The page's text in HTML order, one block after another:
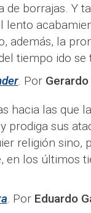
de borrajas. Y
lento
además, la
tiempo ido
. Por
hacia las que
prodiga sus
religión sino,
en los últimos
. Por Eduardo